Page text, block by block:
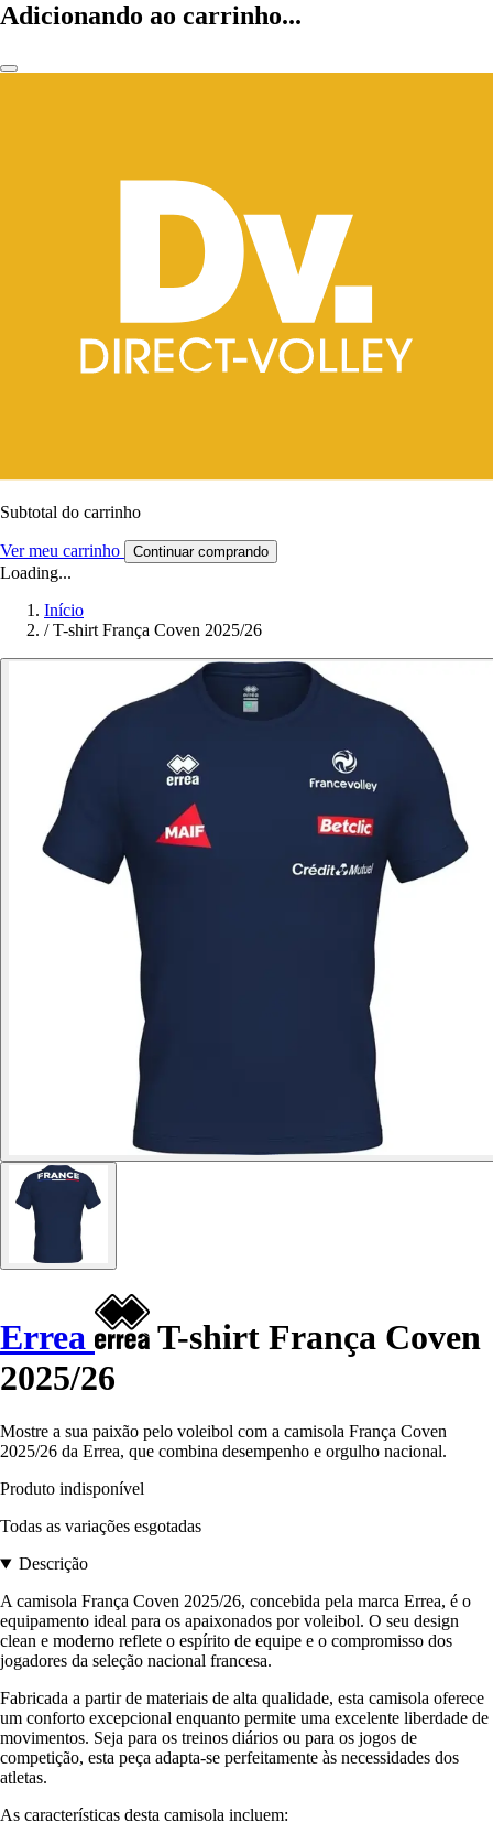
Adicionando ao carrinho...
Subtotal do carrinho
Ver meu carrinho Continuar comprando
Loading...
Início
/ T-shirt França Coven 2025/26
Errea
T-shirt França Coven
2025/26
Mostre a sua paixão pelo voleibol com a camisola França Coven
2025/26 da Errea, que combina desempenho e orgulho nacional.
Produto indisponível
Todas as variações esgotadas
Descrição
A camisola França Coven 2025/26, concebida pela marca Errea, é o
equipamento ideal para os apaixonados por voleibol. O seu design
clean e moderno reflete o espírito de equipe e o compromisso dos
jogadores da seleção nacional francesa.
Fabricada a partir de materiais de alta qualidade, esta camisola oferece
um conforto excepcional enquanto permite uma excelente liberdade de
movimentos. Seja para os treinos diários ou para os jogos de
competição, esta peça adapta-se perfeitamente às necessidades dos
atletas.
As características desta camisola incluem: